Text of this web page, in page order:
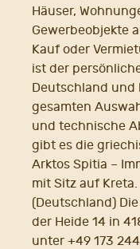
Häuser,
Gewerbeobjekte
Kauf oder
ist der
Deutschland und
gesamten
und technische
gibt es die
Arktos Spitia –
mit Sitz auf
(Deutschland)
der Heide 14 in
unter +49 173